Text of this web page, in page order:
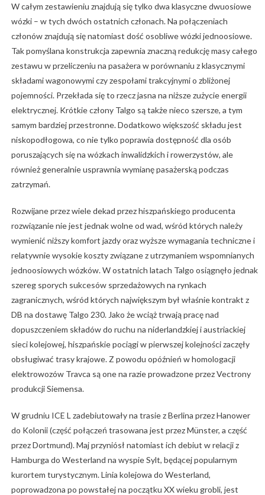
W całym zestawieniu znajdują się tylko dwa klasyczne dwuosiowe
wózki – w tych dwóch ostatnich członach. Na połączeniach
członów znajdują się natomiast dość osobliwe wózki jednoosiowe.
Tak pomyślana konstrukcja zapewnia znaczną redukcję masy całego
zestawu w przeliczeniu na pasażera w porównaniu z klasycznymi
składami wagonowymi czy zespołami trakcyjnymi o zbliżonej
pojemności. Przekłada się to rzecz jasna na niższe zużycie energii
elektrycznej. Krótkie człony Talgo są także nieco szersze, a tym
samym bardziej przestronne. Dodatkowo większość składu jest
niskopodłogowa, co nie tylko poprawia dostępność dla osób
poruszających się na wózkach inwalidzkich i rowerzystów, ale
również generalnie usprawnia wymianę pasażerską podczas
zatrzymań.
Rozwijane przez wiele dekad przez hiszpańskiego producenta
rozwiązanie nie jest jednak wolne od wad, wśród których należy
wymienić niższy komfort jazdy oraz wyższe wymagania techniczne i
relatywnie wysokie koszty związane z utrzymaniem wspomnianych
jednoosiowych wózków. W ostatnich latach Talgo osiągnęło jednak
szereg sporych sukcesów sprzedażowych na rynkach
zagranicznych, wśród których największym był właśnie kontrakt z
DB na dostawę Talgo 230. Jako że wciąż trwają pracę nad
dopuszczeniem składów do ruchu na niderlandzkiej i austriackiej
sieci kolejowej, hiszpańskie pociągi w pierwszej kolejności zaczęły
obsługiwać trasy krajowe. Z powodu opóźnień w homologacji
elektrowozów Travca są one na razie prowadzone przez Vectrony
produkcji Siemensa.
W grudniu ICE L zadebiutowały na trasie z Berlina przez Hanower
do Kolonii (część połączeń trasowana jest przez Münster, a część
przez Dortmund). Maj przyniósł natomiast ich debiut w relacji z
Hamburga do Westerland na wyspie Sylt, będącej popularnym
kurortem turystycznym. Linia kolejowa do Westerland,
poprowadzona po powstałej na początku XX wieku grobli, jest